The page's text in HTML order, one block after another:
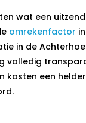
wat een
omrekenfactor
in de
volledig
kosten een